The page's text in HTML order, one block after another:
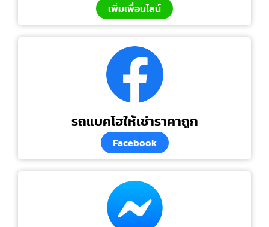
เพิ่มเพื่อนไลน์
รถแบคโฮให้เช่าราคาถูก
Facebook